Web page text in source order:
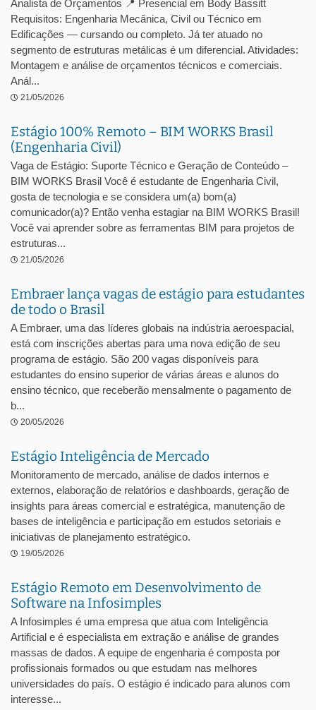
Analista de Orçamentos 📍 Presencial em Body Bassitt
Requisitos: Engenharia Mecânica, Civil ou Técnico em
Edificações — cursando ou completo. Já ter atuado no
segmento de estruturas metálicas é um diferencial. Atividades:
Montagem e análise de orçamentos técnicos e comerciais.
Anál...
21/05/2026
Estágio 100% Remoto – BIM WORKS Brasil
(Engenharia Civil)
Vaga de Estágio: Suporte Técnico e Geração de Conteúdo –
BIM WORKS Brasil Você é estudante de Engenharia Civil,
gosta de tecnologia e se considera um(a) bom(a)
comunicador(a)? Então venha estagiar na BIM WORKS Brasil!
Você vai aprender sobre as ferramentas BIM para projetos de
estruturas...
21/05/2026
Embraer lança vagas de estágio para estudantes
de todo o Brasil
A Embraer, uma das líderes globais na indústria aeroespacial,
está com inscrições abertas para uma nova edição de seu
programa de estágio. São 200 vagas disponíveis para
estudantes do ensino superior de várias áreas e alunos do
ensino técnico, que receberão mensalmente o pagamento de
b...
20/05/2026
Estágio Inteligência de Mercado
Monitoramento de mercado, análise de dados internos e
externos, elaboração de relatórios e dashboards, geração de
insights para áreas comercial e estratégica, manutenção de
bases de inteligência e participação em estudos setoriais e
iniciativas de planejamento estratégico.
19/05/2026
Estágio Remoto em Desenvolvimento de
Software na Infosimples
A Infosimples é uma empresa que atua com Inteligência
Artificial e é especialista em extração e análise de grandes
massas de dados. A equipe de engenharia é composta por
profissionais formados ou que estudam nas melhores
universidades do país. O estágio é indicado para alunos com
interesse...